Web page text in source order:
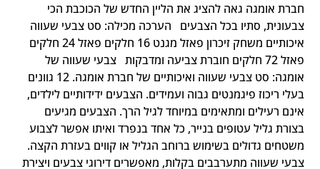
חברת אומגה גאה להציג את הליין החדש של הכוכבת הכי
צבעונית, סתיו בכל הצבעים   הערכה מכילה: סט צבעי שעווה
איכותיים משחק זיכרון פאזל מגנט 16 חלקים פאזל 24 חלקים
פאזל 72 חלקים חוברת צביעה ומדבקות   צבעי שעווה של
אומגה: סט צבעי שעווה ואיכותיים של חברת אומגה. 12 גוונים
בעלי ריכוז פיגמנטים גבוה ועמידים. הצבעים ידידותיים לילדים,
אינם רעילים ומתאימים במיוחד לגיל הרך. הצבעים מגיעים
בצורת גליל עטופים בנייר, כל אחד בנפרד ואיתו אפשר לצבוע
משטחים גדולים בשימוש ברוחב הגליל או קווים בעזרת הקצה.
צבעי שעווה מתערבבים בקלות, מאפשרים דירוגי צבעים ויצירת